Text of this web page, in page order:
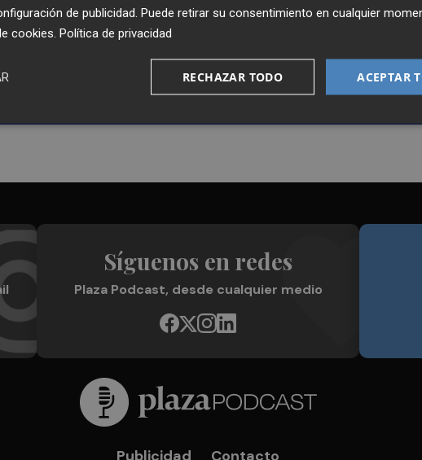
Recibe toda la actualidad de
Plaza Podcast en tu correo
Síguenos en redes
Plaza Podcast, desde cualquier medio
Publicidad Contacto
de publicidad . Puede retirar su consentimiento en cualquier
cookies Política de privacidad
ACEPTAR
RECHAZAR TODO